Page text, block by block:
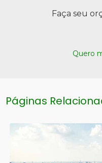
Faça seu
Quero
Páginas